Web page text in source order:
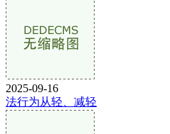
2025-09-16
法行为从轻、减轻